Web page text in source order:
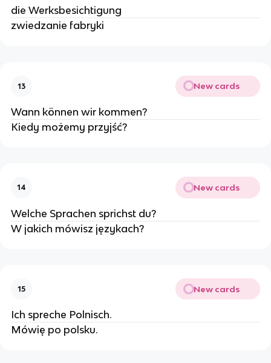
die Werksbesichtigung
zwiedzanie fabryki
13 New cards
Wann können wir kommen?
Kiedy możemy przyjść?
14 New cards
Welche Sprachen sprichst du?
W jakich mówisz językach?
15 New cards
Ich spreche Polnisch.
Mówię po polsku.